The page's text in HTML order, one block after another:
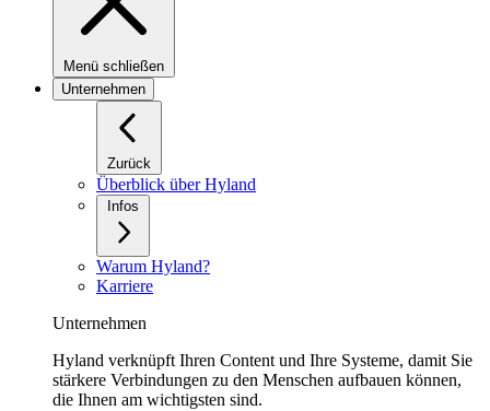
Menü schließen
Unternehmen
Zurück
Überblick über Hyland
Infos
Warum Hyland?
Karriere
Unternehmen
Hyland verknüpft Ihren Content und Ihre Systeme, damit Sie
stärkere Verbindungen zu den Menschen aufbauen können,
die Ihnen am wichtigsten sind.